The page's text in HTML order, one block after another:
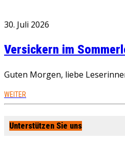
30. Juli 2026
Versickern im
Guten Morgen, liebe
WEITER
Unterstützen Sie uns